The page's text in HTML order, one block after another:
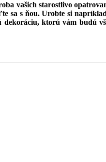
vašich starostlivo
s ňou. Urobte si
ktorú vám budú